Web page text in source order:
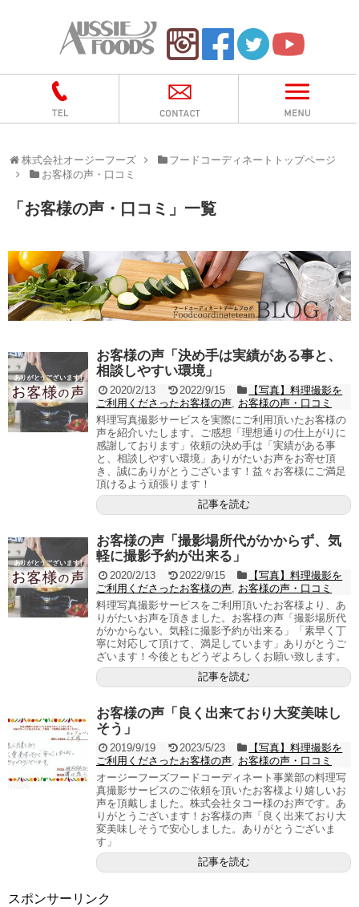
株式会社オージーフーズ
フードコーディネートトップページ
お客様の声・口コミ
「 お客様の声・口コミ 」 一覧
お客様の声「決め手は実績がある事と、
相談しやすい環境」
2020/2/13 2022/9/15
【写真】料理撮影を
ご利用くださったお客様の声 お客様の声・口コミ
料理写真撮影サービスを実際にご利用頂いたお客様の
声を紹介いたします。ご感想「理想通りの仕上がりに
感謝しております」依頼の決め手は「実績がある事
と、相談しやすい環境」ありがたいお声をお寄せ頂
き、誠にありがとうございます！益々お客様にご満足
頂けるよう頑張ります！
記事を読む
お客様の声「撮影場所代がかからず、気
軽に撮影予約が出来る」
2020/2/13 2022/9/15
【写真】料理撮影を
ご利用くださったお客様の声 お客様の声・口コミ
料理写真撮影サービスをご利用頂いたお客様より、あ
りがたいお声を頂きました。お客様の声「撮影場所代
がかからない。気軽に撮影予約が出来る」「素早く丁
寧に対応して頂けて、満足しています」ありがとうご
ざいます！今後ともどうぞよろしくお願い致します。
記事を読む
お客様の声「良く出来ており大変美味し
そう」
2019/9/19 2023/5/23
【写真】料理撮影を
ご利用くださったお客様の声 お客様の声・口コミ
オージーフーズフードコーディネート事業部の料理写
真撮影サービスのご依頼を頂いたお客様より嬉しいお
声を頂戴しました。株式会社タコー様のお声です。あ
りがとうございます！お客様の声「良く出来ており大
変美味しそうで安心しました。ありがとうございま
す」
記事を読む
スポンサーリンク